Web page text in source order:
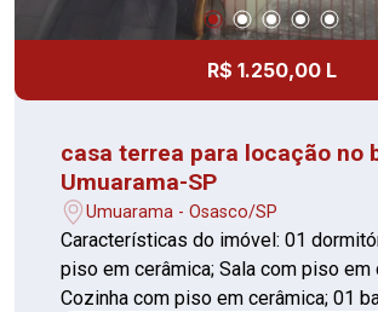
R$ 1.250,00 L
casa terrea para locação no
Umuarama-SP
Umuarama - Osasco/SP
Características do imóvel: 01 dormitório com
piso em cerâmica; Sala com piso em
Cozinha com piso em cerâmica; 01